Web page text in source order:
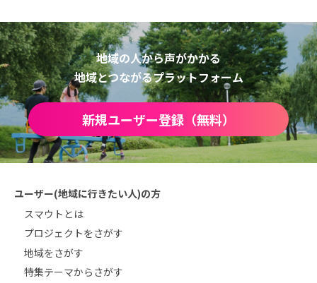
地域の人から声がかかる
地域とつながるプラットフォーム
新規ユーザー登録（無料）
ユーザー(地域に行きたい人)の方
スマウトとは
プロジェクトをさがす
地域をさがす
特集テーマからさがす